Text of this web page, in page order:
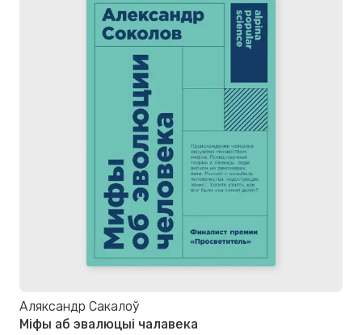
Аляксандр Сакалоў
Міфы аб эвалюцыі чалавека